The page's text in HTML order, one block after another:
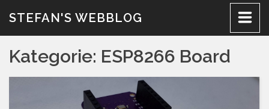
InhaltSTEFAN'S WEBBLOG
Kategorie: ESP8266 Board